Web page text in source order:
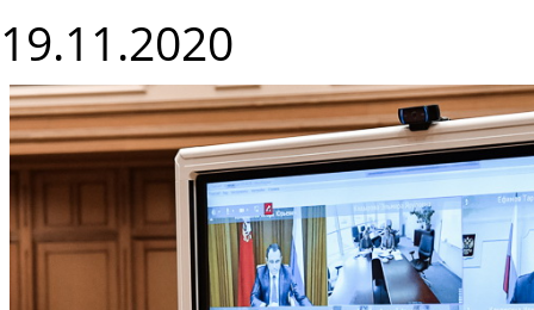
19.11.2020